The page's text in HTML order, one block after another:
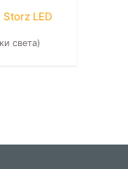
LED
света)